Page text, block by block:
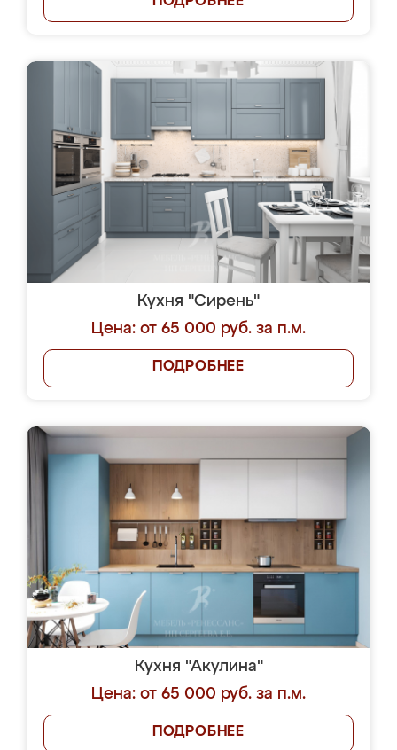
Кухня "Сирень"
Цена: от 65 000 руб. за п.м.
ПОДРОБНЕЕ
Кухня "Акулина"
Цена: от 65 000 руб. за п.м.
ПОДРОБНЕЕ